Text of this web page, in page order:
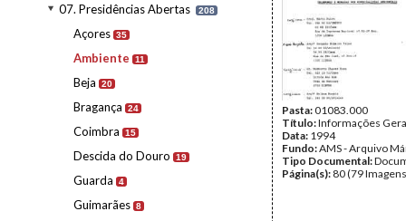
07. Presidências Abertas 208
Açores 35
Ambiente 11
Beja 20
Bragança 24
Coimbra 15
Descida do Douro 19
Guarda 4
Guimarães 8
Pasta:01083.000
Título:Informações
Data: 1994
Fundo:AMS - Arquivo
Tipo Documental:
Página(s): 80 (79